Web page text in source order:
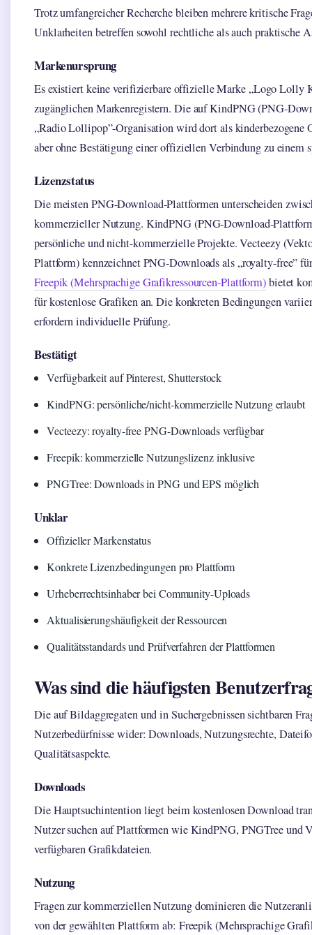
Trotz umfangreicher Recherche bleiben mehrere kritische
Unklarheiten betreffen sowohl rechtliche als auch praktische
Markenursprung
Es existiert keine verifizierbare offizielle Marke „Logo Lolly
zugänglichen Markenregistern. Die auf KindPNG (PNG-
„Radio Lollipop”-Organisation wird dort als kinderbezogene
aber ohne Bestätigung einer offiziellen Verbindung zu
Lizenzstatus
Die meisten PNG-Download-Plattformen unterscheiden
kommerzieller Nutzung. KindPNG (PNG-Download-
persönliche und nicht-kommerzielle Projekte. Vecteezy
Plattform) kennzeichnet PNG-Downloads als „royalty-free”
Freepik (Mehrsprachige Grafikressourcen-Plattform)bietet
für kostenlose Grafiken an. Die konkreten Bedingungen
erfordern individuelle Prüfung.
Bestätigt
Verfügbarkeit auf Pinterest, Shutterstock
KindPNG: persönliche/nicht-kommerzielle Nutzung erlaubt
Vecteezy: royalty-free PNG-Downloads verfügbar
Freepik: kommerzielle Nutzungslizenz inklusive
PNGTree: Downloads in PNG und EPS möglich
Unklar
Offizieller Markenstatus
Konkrete Lizenzbedingungen pro Plattform
Urheberrechtsinhaber bei Community-Uploads
Aktualisierungshäufigkeit der Ressourcen
Qualitätsstandards und Prüfverfahren der Plattformen
Was sind die häufigsten
Die auf Bildaggregaten und in Suchergebnissen sichtbaren
Nutzerbedürfnisse wider: Downloads, Nutzungsrechte,
Qualitätsaspekte.
Downloads
Die Hauptsuchintention liegt beim kostenlosen Download
Nutzer suchen auf Plattformen wie KindPNG, PNGTree und
verfügbaren Grafikdateien.
Nutzung
Fragen zur kommerziellen Nutzung dominieren die
von der gewählten Plattform ab: Freepik (Mehrsprachige